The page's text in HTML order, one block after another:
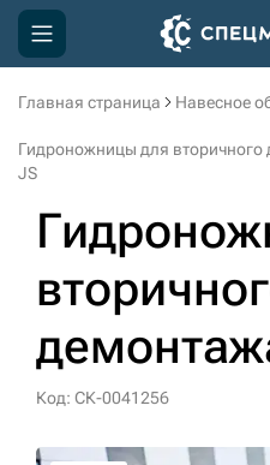
Главная страница Навесное
Гидроножницы для
JS
Код: СК-0041256
Компания
Акции
Доставка и оплата
3D тур по производству